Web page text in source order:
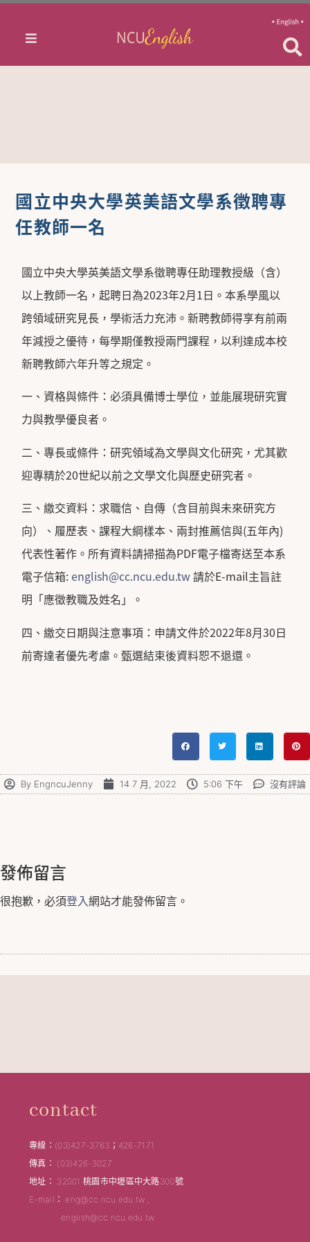
國立中央大學英美語文學系徵聘專
任教師一名
國立中央大學英美語文學系徵聘專任助理教授級（含）
以上教師一名，起聘日為2023年2月1日。本系學風以
跨領域研究見長，學術活力充沛。新聘教師得享有前兩
年減授之優待，每學期僅教授兩門課程，以利達成本校
新聘教師六年升等之規定。
一、資格與條件：必須具備博士學位，並能展現研究實
力與教學優良者。
二、專長或條件：研究領域為文學與文化研究，尤其歡
迎專精於20世紀以前之文學文化與歷史研究者。
三、繳交資料：求職信、自傳（含目前與未來研究方
向）、履歷表、課程大綱樣本、兩封推薦信與(五年內)
代表性著作。所有資料請掃描為PDF電子檔寄送至本系
電子信箱:english@cc.ncu.edu.tw請於E-mail主旨註
明「應徵教職及姓名」。
四、繳交日期與注意事項：申請文件於2022年8月30日
前寄達者優先考慮。甄選結束後資料恕不退還。
By EngncuJenny 14 7 月, 2022 5:06 下午 沒有評論
發佈留言
很抱歉，必須登入網站才能發佈留言。
contact
專線：(03)427-3763；426-7171
傳真： (03)426-3027
地址： 32001 桃園市中壢區中大路300號
E-mail： eng@cc.ncu.edu.tw ,
english@cc.ncu.edu.tw